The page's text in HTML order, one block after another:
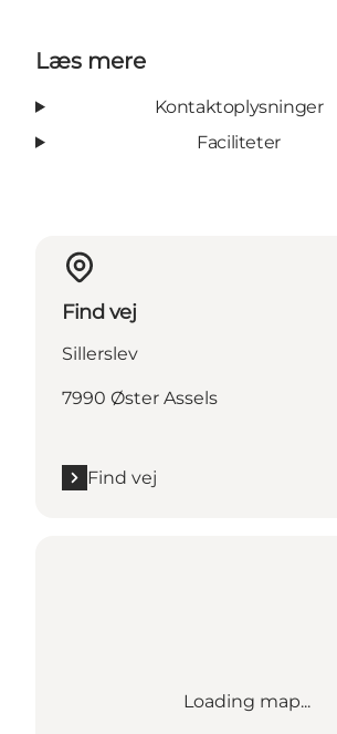
Læs mere
Kontaktoplysninger
Faciliteter
Find vej
Sillerslev
7990 Øster Assels
Find vej
Loading map...